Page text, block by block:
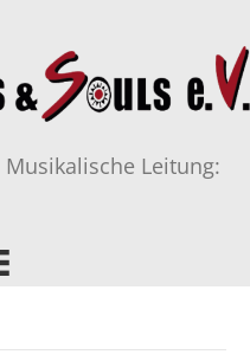
Musikalische Leitung: